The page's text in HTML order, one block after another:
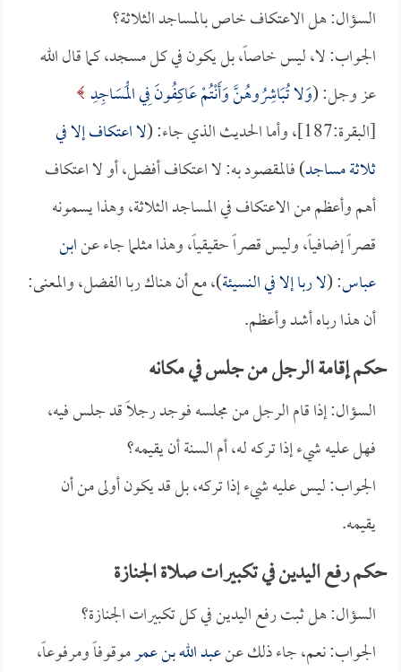
السؤال: هل الاعتكاف خاص بالمساجد الثلاثة؟
الجواب: لا، ليس خاصاً، بل يكون في كل مسجد، كما قال الله
عز وجل: (وَلا تُبَاشِرُوهُنَّ وَأَنْتُمْ عَاكِفُونَ فِي الْمَسَاجِدِ
[البقرة:187]، وأما الحديث الذي جاء: (
لا اعتكاف إلا في
ثلاثة مساجد) فالمقصود به: لا اعتكاف أفضل، أو لا اعتكاف
أهم وأعظم من الاعتكاف في المساجد الثلاثة، وهذا يسمونه
قصراً إضافياً، وليس قصراً حقيقياً، وهذا مثلما جاء عنابن
عباس: (لا ربا إلا في النسيئة)، مع أن هناك ربا الفضل، والمعنى:
أن هذا رباه أشد وأعظم.
حكم إقامة الرجل من جلس في مكانه
السؤال: إذا قام الرجل من مجلسه فوجد رجلاً قد جلس فيه،
فهل عليه شيء إذا تركه له، أم السنة أن يقيمه؟
الجواب: ليس عليه شيء إذا تركه، بل قد يكون أولى من أن
يقيمه.
حكم رفع اليدين في تكبيرات صلاة الجنازة
السؤال: هل ثبت رفع اليدين في كل تكبيرات الجنازة؟
الجواب: نعم، جاء ذلك عنعبد الله بن عمرموقوفاً ومرفوعاً،